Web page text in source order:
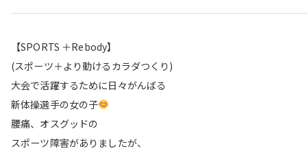
【SPORTS ＋Rebody】
(スポーツ＋より動けるカラダつくり)
大会で活躍するために日々がんばる
新体操選手の女の子
腰痛、オスグッドの
スポーツ障害がありましたが、